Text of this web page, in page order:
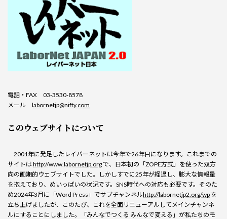
電話・FAX 03-3530-8578
メール labornetjp@nifty.com
このウェブサイトについて
2001年に発足したレイバーネットは今年で26年目になります。これまでの
サイトはhttp://www.labornetjp.orgで、日本初の「ZOPE方式」を使った双方
向の画期的ウェブサイトでした。しかしすでに25年が経過し、膨大な情報量
を抱えており、めいっぱいの状況です。SNS時代への対応も必要です。そのた
め2024年3月に「Word Press」でサブチャンネルhttp://labornetjp2.org/wp を
立ち上げましたが、このたび、これを全面リニューアルしてメインチャンネ
ルにすることにしました。「みんなでつくる みんなで変える」が私たちのモ